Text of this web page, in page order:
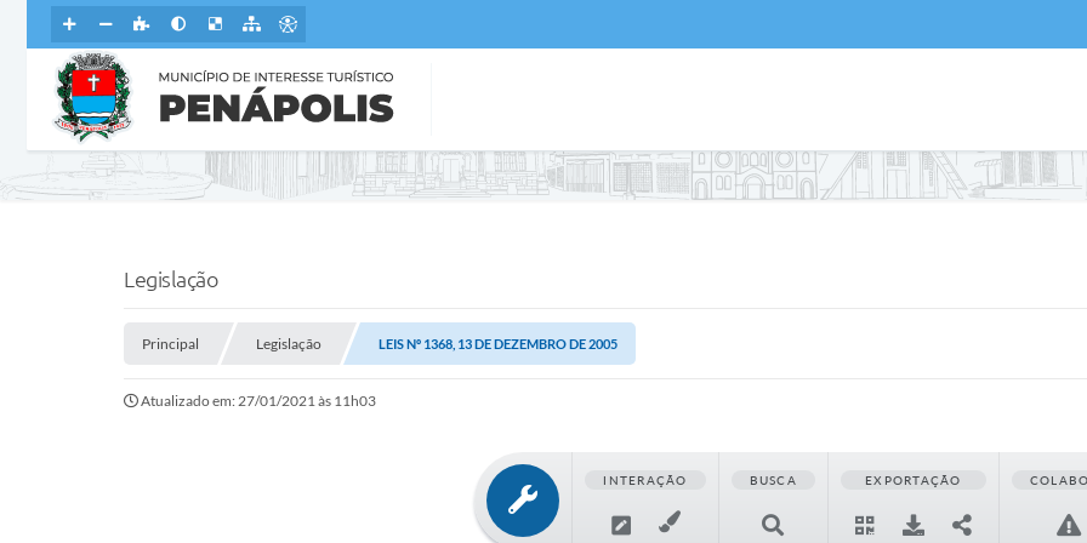
Legislação
Principal Legislação LEIS Nº 1368, 13 DE DEZEMBRO DE 2005
Atualizado em: 27/01/2021 às 11h03
INTERAÇÃO BUSCA EXPORTAÇÃO